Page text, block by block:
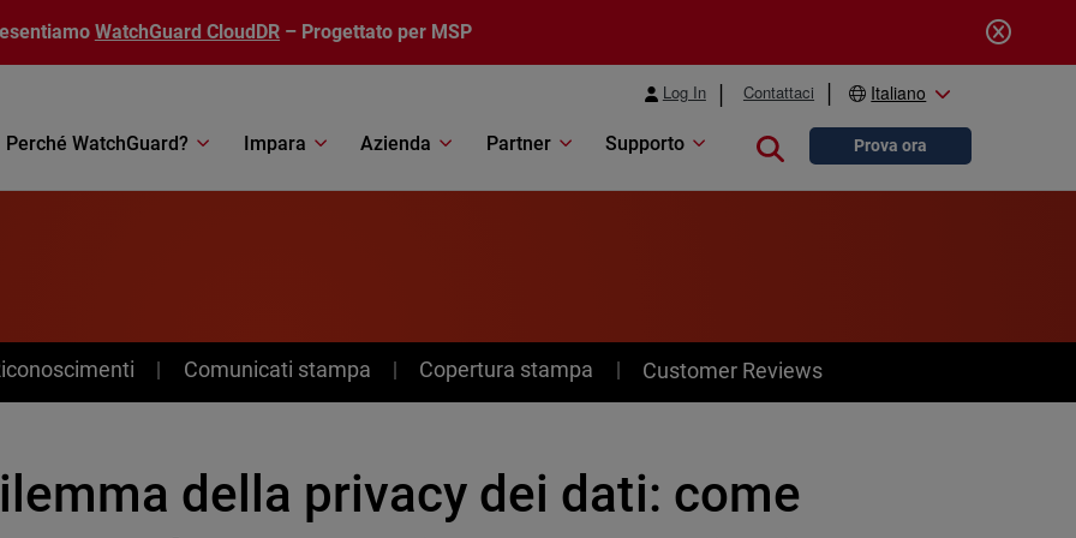
WatchGuard CloudDR – Progettato per MSP
Log In Contattaci Italiano
Perché WatchGuard? Impara Azienda Partner Supporto Close searchProva ora
Comunicati stampa Copertura stampa Customer Reviews
della privacy dei dati: come